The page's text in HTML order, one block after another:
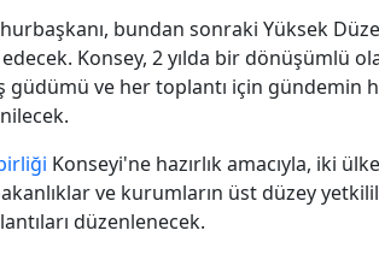
bundan sonraki Yüksek
Konsey, 2 yılda bir dönüşümlü
güdümü ve her toplantı için gündemin
Konseyi'ne hazırlık amacıyla, iki
ve kurumların üst düzey
düzenlenecek.